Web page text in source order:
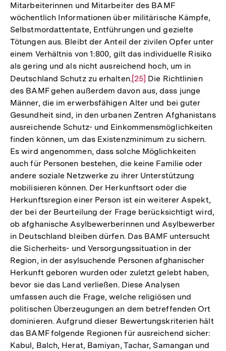
Mitarbeiterinnen und Mitarbeiter des BAMF
wöchentlich Informationen über militärische Kämpfe,
Selbstmordattentate, Entführungen und gezielte
Tötungen aus. Bleibt der Anteil der zivilen Opfer unter
einem Verhältnis von 1:800, gilt das individuelle Risiko
als gering und als nicht ausreichend hoch, um in
Deutschland Schutz zu erhalten.Zur
Auflösung
der
Fußnote
[25] Die Richtlinien
des BAMF gehen außerdem davon aus, dass junge
Männer, die im erwerbsfähigen Alter und bei guter
Gesundheit sind, in den urbanen Zentren Afghanistans
ausreichende Schutz- und Einkommensmöglichkeiten
finden können, um das Existenzminimum zu sichern.
Es wird angenommen, dass solche Möglichkeiten
auch für Personen bestehen, die keine Familie oder
andere soziale Netzwerke zu ihrer Unterstützung
mobilisieren können. Der Herkunftsort oder die
Herkunftsregion einer Person ist ein weiterer Aspekt,
der bei der Beurteilung der Frage berücksichtigt wird,
ob afghanische Asylbewerberinnen und Asylbewerber
in Deutschland bleiben dürfen. Das BAMF untersucht
die Sicherheits- und Versorgungssituation in der
Region, in der asylsuchende Personen afghanischer
Herkunft geboren wurden oder zuletzt gelebt haben,
bevor sie das Land verließen. Diese Analysen
umfassen auch die Frage, welche religiösen und
politischen Überzeugungen an dem betreffenden Ort
dominieren. Aufgrund dieser Bewertungskriterien hält
das BAMF folgende Regionen für ausreichend sicher:
Kabul, Balch, Herat, Bamiyan, Tachar, Samangan und